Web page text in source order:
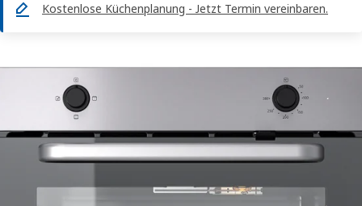
Kostenlose Küchenplanung - Jetzt Termin vereinbaren.
-Bilder